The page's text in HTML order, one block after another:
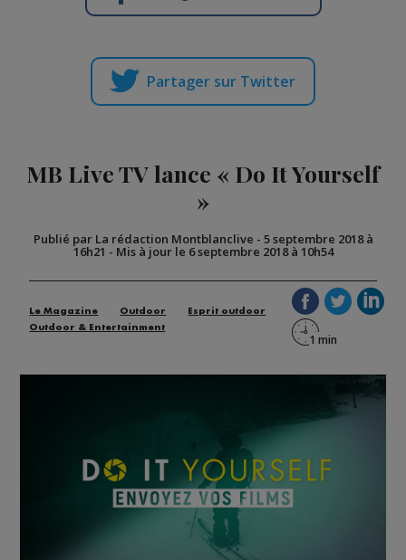
Partager sur Twitter
MB Live TV lance « Do It Yourself
»
Publié par La rédaction Montblanclive - 5 septembre 2018 à
16h21 - Mis à jour le 6 septembre 2018 à 10h54
Le Magazine Outdoor
Esprit outdoor
Outdoor & Entertainment